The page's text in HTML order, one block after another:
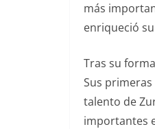
más
enriqueció
Tras su
Sus
talento de
importantes